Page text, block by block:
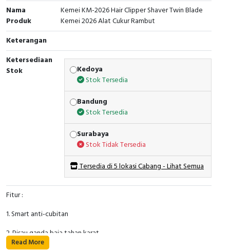
Nama
Produk
Kemei KM-2026 Hair Clipper Shaver Twin Blade
Kemei 2026 Alat Cukur Rambut
Keterangan
Ketersediaan
Stok
Kedoya
Stok Tersedia
Bandung
Stok Tersedia
Surabaya
Stok Tidak Tersedia
Tersedia di 5 lokasi Cabang - Lihat Semua
Fitur :
1. Smart anti-cubitan
2. Pisau ganda baja tahan karat
Read More